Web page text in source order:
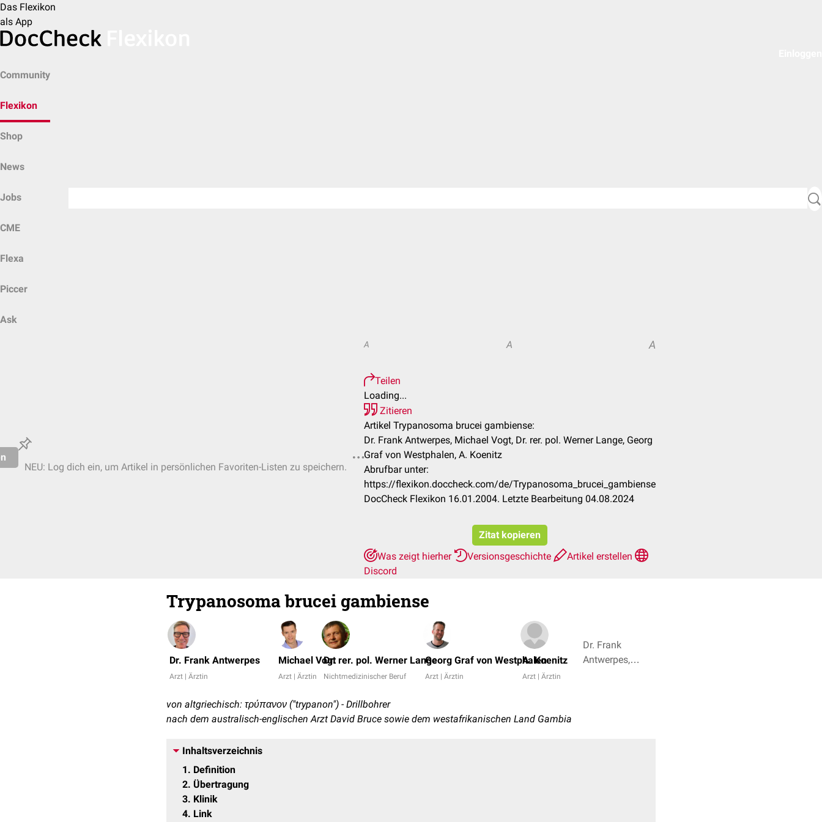
Das Flexikon
als App
Community
Flexikon
Shop
News
Jobs
CME
Flexa
Piccer
Ask
NEU: Log dich ein, um Artikel in persönlichen Favoriten-Listen zu speichern.
A A A
Teilen
Loading...
Zitieren
Artikel Trypanosoma brucei gambiense:
Dr. Frank Antwerpes, Michael Vogt, Dr. rer. pol. Werner Lange, Georg
Graf von Westphalen, A. Koenitz
Abrufbar unter:
https://flexikon.doccheck.com/de/Trypanosoma_brucei_gambiense
DocCheck Flexikon 16.01.2004. Letzte Bearbeitung 04.08.2024
Zitat kopieren
Was zeigt hierher
Versionsgeschichte
Artikel erstellen
Discord
Trypanosoma brucei gambiense
Dr. Frank Antwerpes
Arzt | Ärztin
Michael Vogt
Arzt | Ärztin
Dr. rer. pol. Werner Lange
Nichtmedizinischer Beruf
Georg Graf von Westphalen
Arzt | Ärztin
A. Koenitz
Arzt | Ärztin
Dr. Frank
Antwerpes,
von altgriechisch: τρύπανον ("trypanon") - Drillbohrer
nach dem australisch-englischen Arzt David Bruce sowie dem westafrikanischen Land Gambia
Inhaltsverzeichnis
1
Definition
2 Übertragung
3 Klinik
4 Link